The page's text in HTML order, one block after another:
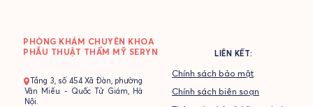
PHÒNG KHÁM CHUYÊN KHOA
PHẪU THUẬT THẨM MỸ SERYN
- Tầng 3, số 454 Xã Đàn, phường
Văn Miếu - Quốc Tử Giám, Hà
Nội.
LIÊN KẾT:
Chính sách bảo mật
Chính sách biên soạn